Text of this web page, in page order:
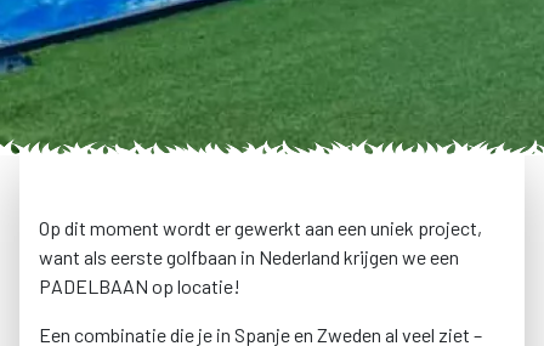
Op dit moment wordt er gewerkt aan een uniek project,
want als eerste golfbaan in Nederland krijgen we een
PADELBAAN op locatie!
Een combinatie die je in Spanje en Zweden al veel ziet –